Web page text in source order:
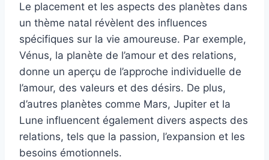
Le placement et les aspects des planètes dans
un thème natal révèlent des influences
spécifiques sur la vie amoureuse. Par exemple,
Vénus, la planète de l’amour et des relations,
donne un aperçu de l’approche individuelle de
l’amour, des valeurs et des désirs. De plus,
d’autres planètes comme Mars, Jupiter et la
Lune influencent également divers aspects des
relations, tels que la passion, l’expansion et les
besoins émotionnels.